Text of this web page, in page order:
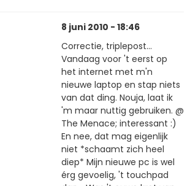
8 juni 2010 - 18:46
Correctie, triplepost...
Vandaag voor 't eerst op
het internet met m'n
nieuwe laptop en stap niets
van dat ding. Nouja, laat ik
'm maar nuttig gebruiken. @
The Menace; interessant :)
En nee, dat mag eigenlijk
niet *schaamt zich heel
diep* Mijn nieuwe pc is wel
érg gevoelig, 't touchpad